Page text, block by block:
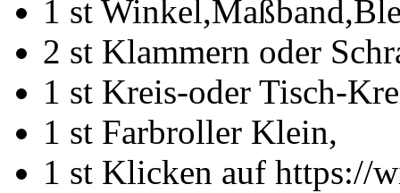
1 st
2 st Klammern oder
1 st Kreis-oder Tisch-
1 st Farbroller Klein,
1 st Klicken auf https://